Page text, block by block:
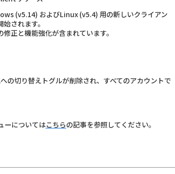
(v5.14) およびLinux (v5.4) 用の新しいクライアン
されます。
正と機能強化が含まれています。
の切り替えトグルが削除され、すべてのアカウントで
ーについてはこちらの記事を参照してください。